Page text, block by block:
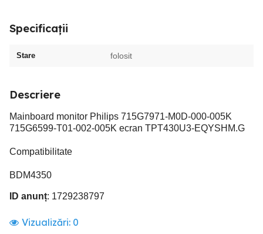
Specificații
Stare folosit
Descriere
Mainboard monitor Philips 715G7971-M0D-000-005K
715G6599-T01-002-005K ecran TPT430U3-EQYSHM.G
Compatibilitate
BDM4350
ID anunț: 1729238797
Vizualizări: 0